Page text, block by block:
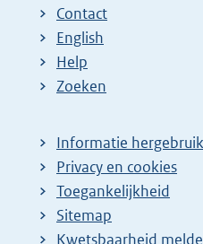
Contact
English
Help
Zoeken
Informatie
Privacy en cookies
Toegankelijkheid
Sitemap
E
Kwetsbaarheid